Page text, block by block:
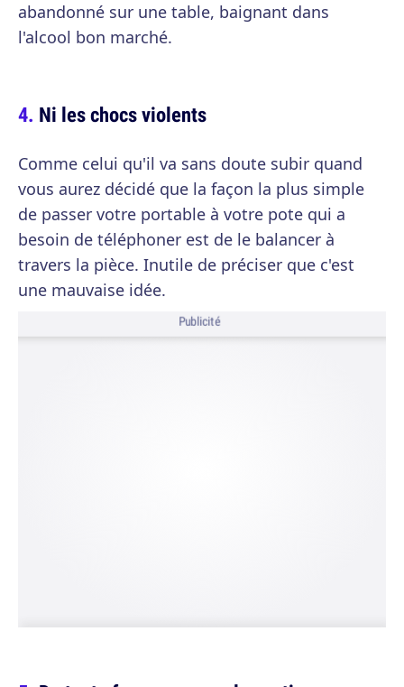
abandonné sur une table, baignant dans
l'alcool bon marché.
Ni les chocs violents
Comme celui qu'il va sans doute subir quand
vous aurez décidé que la façon la plus simple
de passer votre portable à votre pote qui a
besoin de téléphoner est de le balancer à
travers la pièce. Inutile de préciser que c'est
une mauvaise idée.
Publicité